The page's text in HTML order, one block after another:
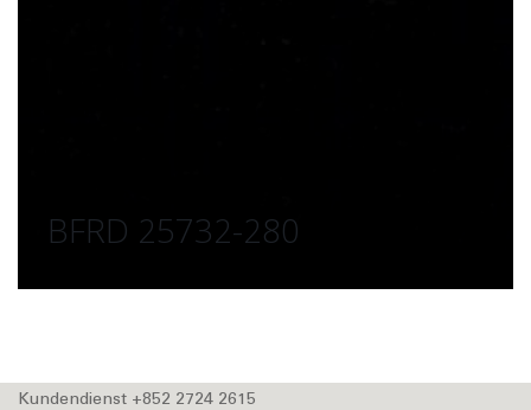
BFRD 24573-250
Kundendienst +852 2724 2615